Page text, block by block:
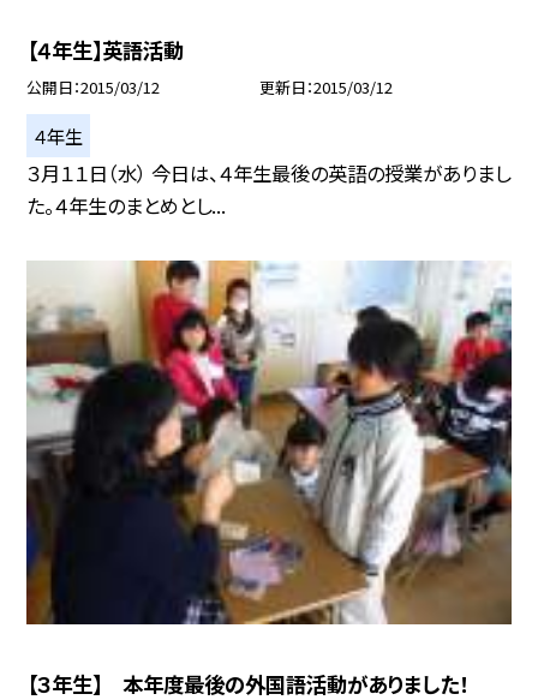
【４年生】英語活動
公開日 2015/03/12 更新日 2015/03/12
４年生
３月１１日（水） 今日は、４年生最後の英語の授業がありまし
た。４年生のまとめとし...
【３年生】 本年度最後の外国語活動がありました！